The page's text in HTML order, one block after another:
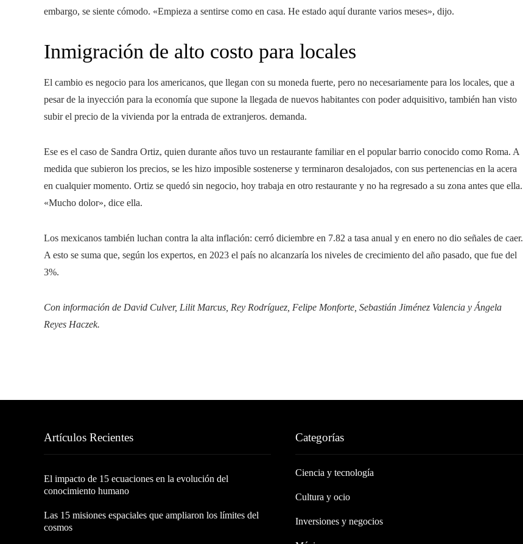
embargo, se siente cómodo. «Empieza a sentirse como en casa. He estado aquí durante varios meses», dijo.
Inmigración de alto costo para locales
El cambio es negocio para los americanos, que llegan con su moneda fuerte, pero no necesariamente para los locales, que a
pesar de la inyección para la economía que supone la llegada de nuevos habitantes con poder adquisitivo, también han visto
subir el precio de la vivienda por la entrada de extranjeros. demanda.
Ese es el caso de Sandra Ortiz, quien durante años tuvo un restaurante familiar en el popular barrio conocido como Roma. A
medida que subieron los precios, se les hizo imposible sostenerse y terminaron desalojados, con sus pertenencias en la acera
en cualquier momento. Ortiz se quedó sin negocio, hoy trabaja en otro restaurante y no ha regresado a su zona antes que ella.
«Mucho dolor», dice ella.
Los mexicanos también luchan contra la alta inflación: cerró diciembre en 7.82 a tasa anual y en enero no dio señales de caer.
A esto se suma que, según los expertos, en 2023 el país no alcanzaría los niveles de crecimiento del año pasado, que fue del
3%.
Con información de David Culver, Lilit Marcus, Rey Rodríguez, Felipe Monforte, Sebastián Jiménez Valencia y Ángela
Reyes Haczek.
Artículos Recientes
El impacto de 15 ecuaciones en la evolución del
conocimiento humano
Las 15 misiones espaciales que ampliaron los límites del
cosmos
Categorías
Ciencia y tecnología
Cultura y ocio
Inversiones y negocios